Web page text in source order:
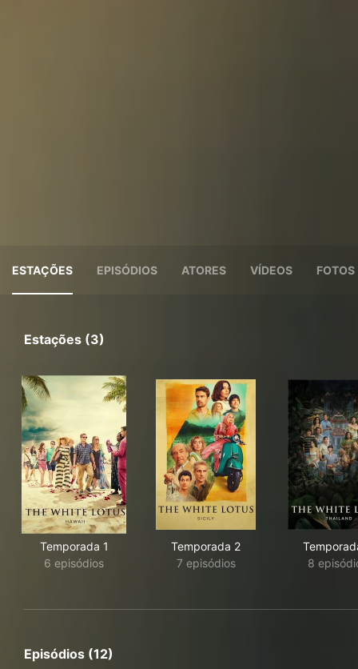
ESTAÇÕES EPISÓDIOS ATORES VÍDEOS FOTOS
Estações (3)
Temporada 1
6 episódios
Temporada 2
7 episódios
8
Episódios (12)